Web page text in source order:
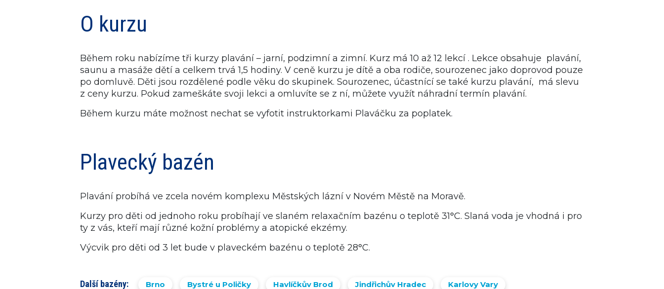
O kurzu
Během roku nabízíme tři kurzy plavání – jarní, podzimní a zimní. Kurz má 10 až 12 lekcí . Lekce obsahuje plavání,
saunu a masáže dětí a celkem trvá 1,5 hodiny. V ceně kurzu je dítě a oba rodiče, sourozenec jako doprovod pouze
po domluvě. Děti jsou rozdělené podle věku do skupinek. Sourozenec, účastnící se také kurzu plavání, má slevu
z ceny kurzu. Pokud zameškáte svoji lekci a omluvíte se z ní, můžete využít náhradní termín plavání.
Během kurzu máte možnost nechat se vyfotit instruktorkami Plaváčku za poplatek.
Plavecký bazén
Plavání probíhá ve zcela novém komplexu Městských lázní v Novém Městě na Moravě.
Kurzy pro děti od jednoho roku probíhají ve slaném relaxačním bazénu o teplotě 31°C. Slaná voda je vhodná i pro
ty z vás, kteří mají různé kožní problémy a atopické ekzémy.
Výcvik pro děti od 3 let bude v plaveckém bazénu o teplotě 28°C.
Další bazény: Brno Bystré u Poličky Havlíčkův Brod Jindřichův Hradec Karlovy Vary